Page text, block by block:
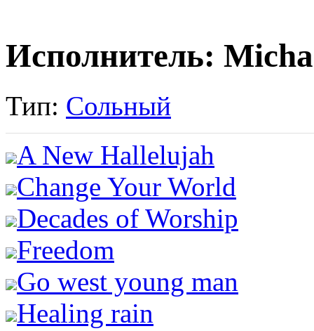
Исполнитель:
Тип: Сольный
A New Hallelujah
Change Your World
Decades of Worship
Freedom
Go west young man
Healing rain